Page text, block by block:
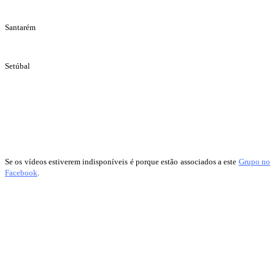
Santarém
Setúbal
Se os vídeos estiverem indisponíveis é porque estão associados a este Grupo no
Facebook.